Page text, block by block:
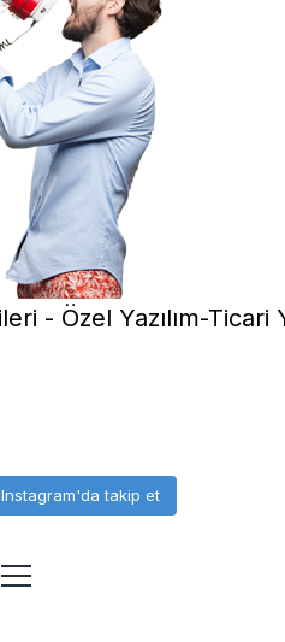
Instagram'da takip et